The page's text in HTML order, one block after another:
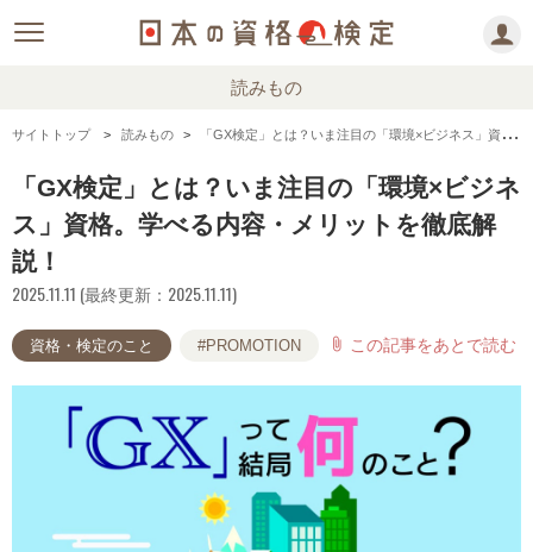
読みもの
サイトトップ 読みもの 「GX検定」とは？いま注目の「環境×ビジネス」資格。学べる内容・メリットを徹底解説！
「GX検定」とは？いま注目の「環境×ビジネ
ス」資格。学べる内容・メリットを徹底解
説！
2025.11.11 (最終更新：2025.11.11)
資格・検定のこと #PROMOTION attach_file この記事をあとで読む